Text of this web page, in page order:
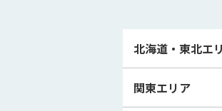
北海道・東北エ
関東エリア